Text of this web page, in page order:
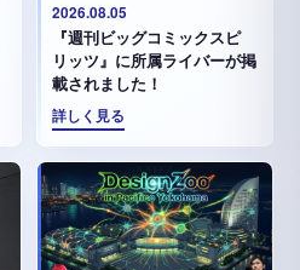
2026.08.05
『週刊ビッグコミックスピ
リッツ』に所属ライバーが掲
載されました！
詳しく見る